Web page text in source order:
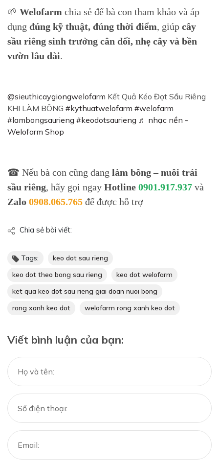
🌱 Welofarm chia sẻ để bà con tham khảo và áp
dụng đúng kỹ thuật, đúng thời điểm, giúp cây
sầu riêng sinh trưởng cân đối, nhẹ cây và bền
vườn lâu dài.
@sieuthicaygiongwelofarm Kết Quả Kéo Đọt Sầu Riêng
KHI LÀM BÔNG #kythuatwelofarm #welofarm
#lambongsaurieng #keodotsaurieng ♬ nhạc nền -
Welofarm Shop
☎ Nếu bà con cũng đang làm bông – nuôi trái
sầu riêng, hãy gọi ngay Hotline 0901.917.937 và
Zalo 0908.065.765 để được hỗ trợ
Chia sẻ bài viết:
Tags:
keo dot sau rieng
keo dot theo bong sau rieng
keo dot welofarm
ket qua keo dot sau rieng giai doan nuoi bong
rong xanh keo dot
welofarm rong xanh keo dot
Viết bình luận của bạn: